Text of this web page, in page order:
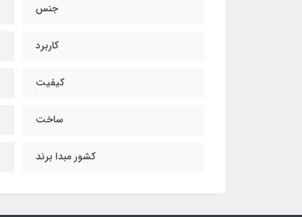
جنس
کاربرد
کیفیت
ساخت
کشور مبدا برند